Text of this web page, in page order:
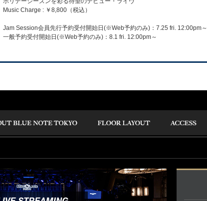
Music Charge : ￥8,800（税込）
Jam Session会員先行予約受付開始日(※Web予約のみ)：7.25 fri. 12:00pm～
一般予約受付開始日(※Web予約のみ)：8.1 fri. 12:00pm～